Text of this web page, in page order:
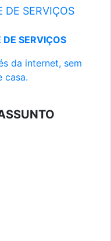
DE SERVIÇOS
SERVIÇOS
da internet, sem
casa.